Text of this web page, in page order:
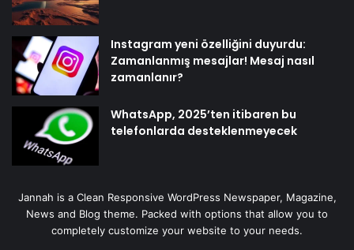
Instagram yeni özelliğini duyurdu:
Zamanlanmış mesajlar! Mesaj nasıl
zamanlanır?
WhatsApp, 2025’ten itibaren bu
telefonlarda desteklenmeyecek
Jannah is a Clean Responsive WordPress Newspaper, Magazine,
News and Blog theme. Packed with options that allow you to
completely customize your website to your needs.